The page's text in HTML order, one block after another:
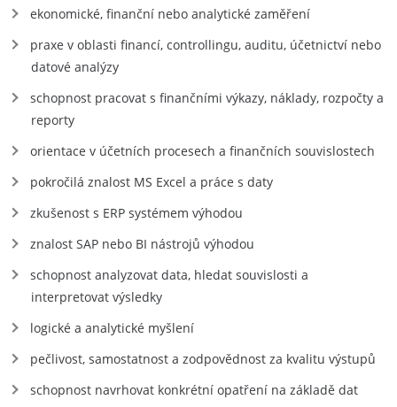
ekonomické, finanční nebo analytické zaměření
praxe v oblasti financí, controllingu, auditu, účetnictví nebo
datové analýzy
schopnost pracovat s finančními výkazy, náklady, rozpočty a
reporty
orientace v účetních procesech a finančních souvislostech
pokročilá znalost MS Excel a práce s daty
zkušenost s ERP systémem výhodou
znalost SAP nebo BI nástrojů výhodou
schopnost analyzovat data, hledat souvislosti a
interpretovat výsledky
logické a analytické myšlení
pečlivost, samostatnost a zodpovědnost za kvalitu výstupů
schopnost navrhovat konkrétní opatření na základě dat